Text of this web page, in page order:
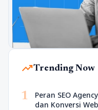
trending_upTrending Now
1
Peran SEO
dan Konversi